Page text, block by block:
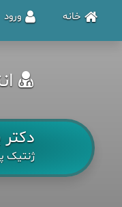
خانه ورود
ژنتیک